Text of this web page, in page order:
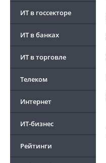
ИТ в госсекторе
ИТ в банках
ИТ в торговле
Телеком
Интернет
ИТ-бизнес
Рейтинги